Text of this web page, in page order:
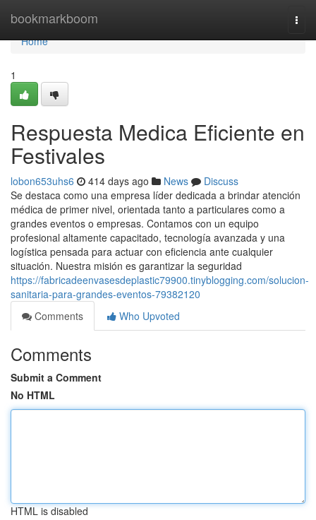
bookmarkboom
Home
Home
1
Respuesta Medica Eficiente en
Festivales
lobon653uhs6 414 days ago News
Discuss
Se destaca como una empresa líder dedicada a brindar atención
médica de primer nivel, orientada tanto a particulares como a
grandes eventos o empresas. Contamos con un equipo
profesional altamente capacitado, tecnología avanzada y una
logística pensada para actuar con eficiencia ante cualquier
situación. Nuestra misión es garantizar la seguridad
https://fabricadeenvasesdeplastic79900.tinyblogging.com/solucion-
sanitaria-para-grandes-eventos-79382120
Comments
Who Upvoted
Comments
Submit a Comment
No HTML
HTML is disabled